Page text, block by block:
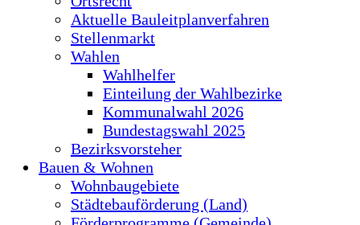
Aktuelle Bauleitplanverfahren
Stellenmarkt
Wahlen
Wahlhelfer
Einteilung der Wahlbezirke
Kommunalwahl 2026
Bundestagswahl 2025
Bezirksvorsteher
Bauen & Wohnen
Wohnbaugebiete
Städtebauförderung (Land)